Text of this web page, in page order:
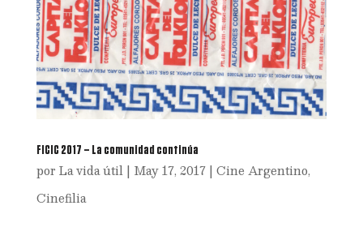
FICIC 2017 – La comunidad continúa
por La vida útil| May 17, 2017| Cine Argentino,
Cinefilia